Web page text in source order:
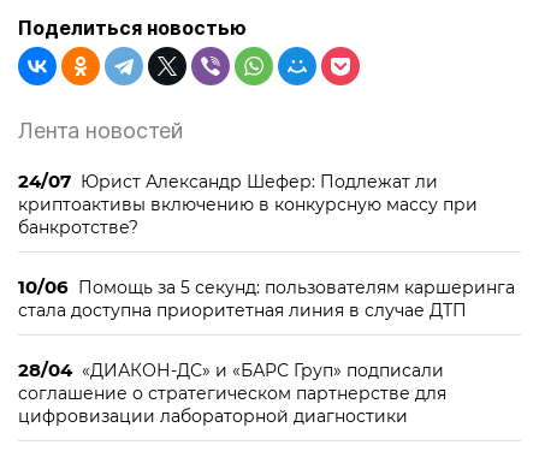
Поделиться новостью
Лента новостей
24/07 Юрист Александр Шефер: Подлежат ли
криптоактивы включению в конкурсную массу при
банкротстве?
10/06 Помощь за 5 секунд: пользователям каршеринга
стала доступна приоритетная линия в случае ДТП
28/04 «ДИАКОН-ДС» и «БАРС Груп» подписали
соглашение о стратегическом партнерстве для
цифровизации лабораторной диагностики